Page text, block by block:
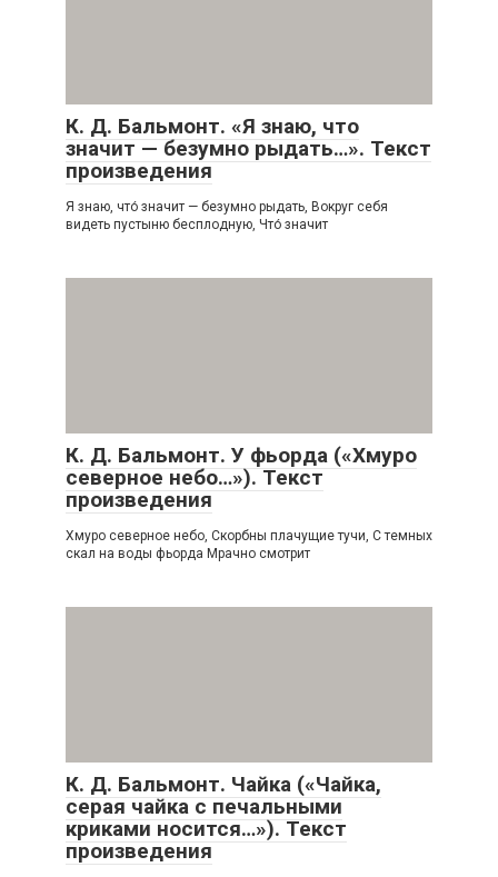
К. Д. Бальмонт. «Я знаю, что
значит — безумно рыдать…». Текст
произведения
Я знаю, что́ значит — безумно рыдать, Вокруг себя
видеть пустыню бесплодную, Что́ значит
К. Д. Бальмонт. У фьорда («Хмуро
северное небо…»). Текст
произведения
Хмуро северное небо, Скорбны плачущие тучи, С темных
скал на воды фьорда Мрачно смотрит
К. Д. Бальмонт. Чайка («Чайка,
серая чайка с печальными
криками носится…»). Текст
произведения